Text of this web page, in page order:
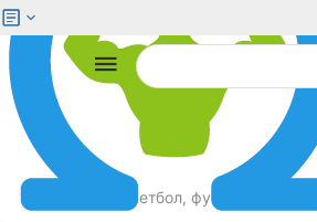
Баскетбол, футбол, волейбол
Меню